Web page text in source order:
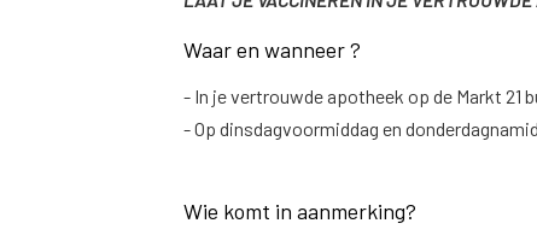
Waar en wanneer ?
- In je vertrouwde apotheek op de Markt 21
- Op dinsdagvoormiddag en
Wie komt in aanmerking?